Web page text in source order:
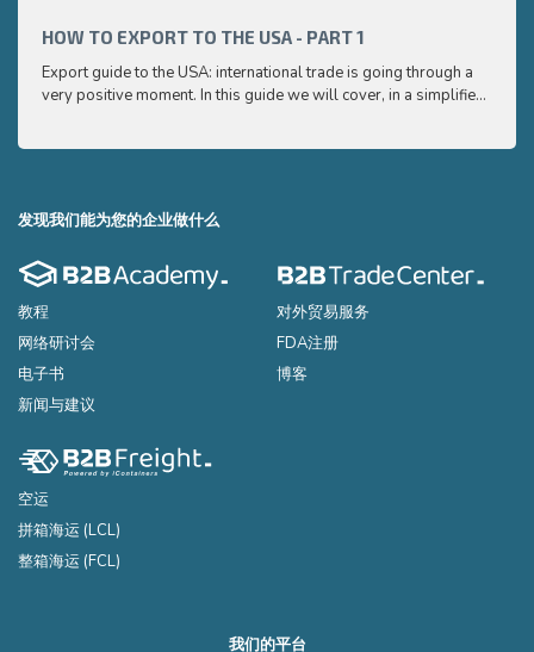
HOW TO EXPORT TO THE USA - PART 1
Export guide to the USA: international trade is going through a
very positive moment. In this guide we will cover, in a simplified
to
发现我们能为您的企业做什么
教程
网络研讨会
电子书
新闻与建议
对外贸易服务
FDA注册
博客
空运
拼箱海运 (LCL)
整箱海运 (FCL)
我们的平台